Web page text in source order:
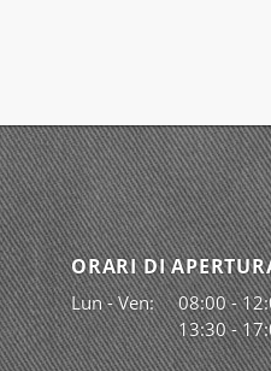
ORARI DI
Lun - Ven:
08:00 -
13:30 -